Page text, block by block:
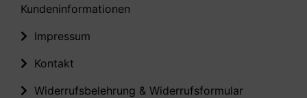
Kundeninformationen
Impressum
Kontakt
Widerrufsbelehrung & Widerrufsformular